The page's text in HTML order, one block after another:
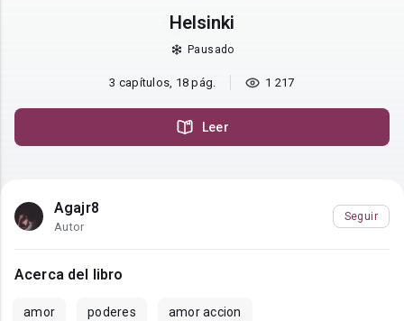
Helsinki
Pausado
3 capítulos, 18 pág. 1 217
Leer
Agajr8
Autor
Seguir
Acerca del libro
amor poderes amor accion